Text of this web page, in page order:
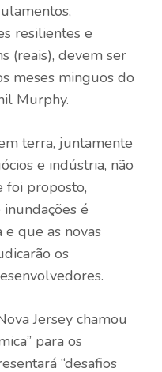
resilientes e
(reais), devem ser
meses minguos do
Murphy.
terra, juntamente
e indústria, não
foi proposto,
é
e que as novas
os
Jersey chamou
para os
“desafios